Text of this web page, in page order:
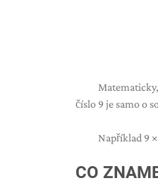
číslo 9 je samo o
Například 9 ×
CO